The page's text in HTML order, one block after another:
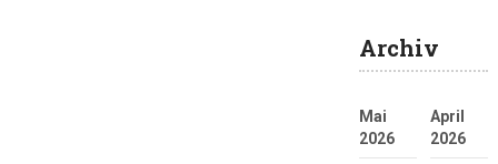
Archiv
Mai
2026
April
2026